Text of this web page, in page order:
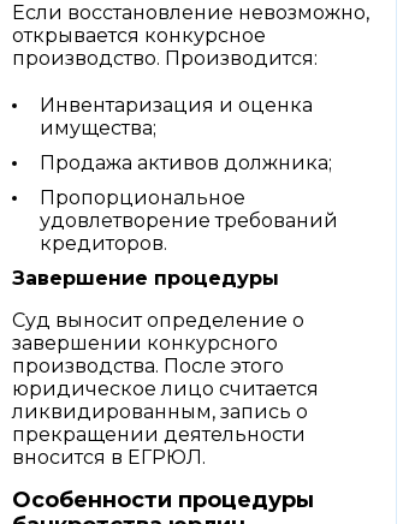
Если восстановление невозможно,
открывается конкурсное
производство. Производится:
Инвентаризация и оценка
имущества;
Продажа активов должника;
Пропорциональное
удовлетворение требований
кредиторов.
Завершение процедуры
Суд выносит определение о
завершении конкурсного
производства. После этого
юридическое лицо считается
ликвидированным, запись о
прекращении деятельности
вносится в ЕГРЮЛ.
Особенности процедуры